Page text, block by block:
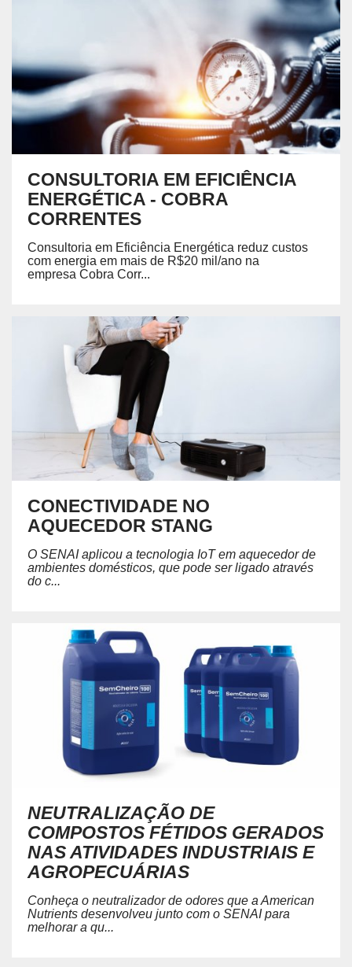
CONSULTORIA EM EFICIÊNCIA
ENERGÉTICA - COBRA
CORRENTES
Consultoria em Eficiência Energética reduz custos
com energia em mais de R$20 mil/ano na
empresa Cobra Corr...
CONECTIVIDADE NO
AQUECEDOR STANG
O SENAI aplicou a tecnologia IoT em aquecedor de
ambientes domésticos, que pode ser ligado através
do c...
NEUTRALIZAÇÃO DE
COMPOSTOS FÉTIDOS GERADOS
NAS ATIVIDADES INDUSTRIAIS E
AGROPECUÁRIAS
Conheça o neutralizador de odores que a American
Nutrients desenvolveu junto com o SENAI para
melhorar a qu...